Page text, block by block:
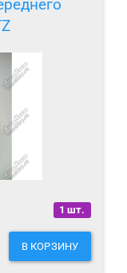
1 шт.
В КОРЗИНУ